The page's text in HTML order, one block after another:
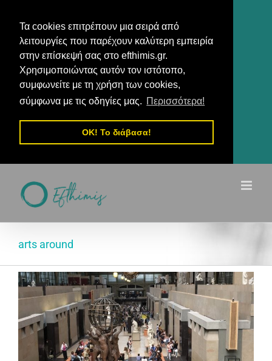
Τα cookies επιτρέπουν μια σειρά από
λειτουργίες που παρέχουν καλύτερη εμπειρία
στην επίσκεψή σας στο efthimis.gr.
Χρησιμοποιώντας αυτόν τον ιστότοπο,
συμφωνείτε με τη χρήση των cookies,
σύμφωνα με τις οδηγίες μας. Περισσότερα!
OK! Το διάβασα!
περιεχόμενο
arts around